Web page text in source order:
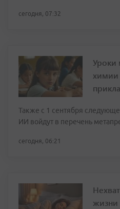
сегодня, 07:32
Уроки
химии
Также с 1 сентября
ИИ войдут в перечень
сегодня, 06:21